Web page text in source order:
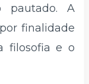
pautado. A
finalidade
filosofia e o